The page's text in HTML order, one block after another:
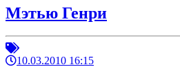
Мэтью Генри
10.03.2010 16:15